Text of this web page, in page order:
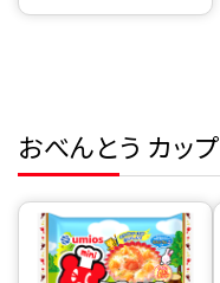
おべんとう カップ